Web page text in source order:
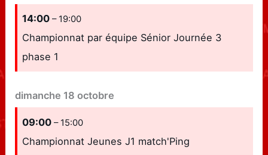
14:00– 19:00
Championnat par équipe Sénior Journée 3
phase 1
dimanche 18 octobre
09:00– 15:00
Championnat Jeunes J1 match'Ping